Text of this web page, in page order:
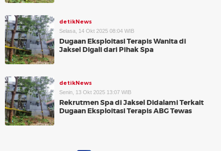
detikNews
Selasa, 14 Okt 2025 08:04 WIB
Dugaan Eksploitasi Terapis Wanita di
Jaksel Digali dari Pihak Spa
detikNews
Senin, 13 Okt 2025 13:07 WIB
Rekrutmen Spa di Jaksel Didalami Terkait
Dugaan Eksploitasi Terapis ABG Tewas